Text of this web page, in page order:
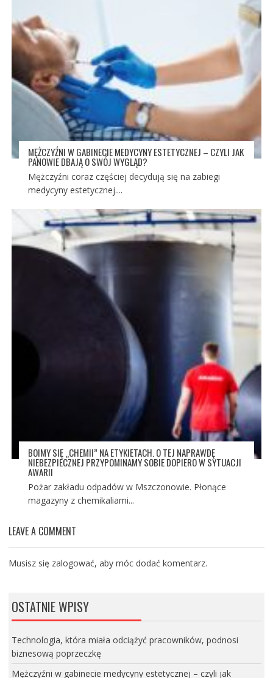
MĘŻCZYŹNI W GABINECIE MEDYCYNY ESTETYCZNEJ – CZYLI JAK
PANOWIE DBAJĄ O SWÓJ WYGLĄD?
Mężczyźni coraz częściej decydują się na zabiegi
medycyny estetycznej....
BOIMY SIĘ „CHEMII” NA ETYKIETACH. O TEJ NAPRAWDĘ
NIEBEZPIECZNEJ PRZYPOMINAMY SOBIE DOPIERO W SYTUACJI
AWARII
Pożar zakładu odpadów w Mszczonowie. Płonące
magazyny z chemikaliami...
LEAVE A COMMENT
Musisz się zalogować, aby móc dodać komentarz.
OSTATNIE WPISY
Technologia, która miała odciążyć pracowników, podnosi
biznesową poprzeczkę
Mężczyźni w gabinecie medycyny estetycznej – czyli jak